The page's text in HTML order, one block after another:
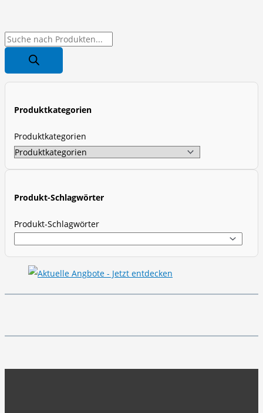
P
o
d
s
Produktkategorien
Produktkategorien
Produkt-Schlagwörter
Produkt-Schlagwörter